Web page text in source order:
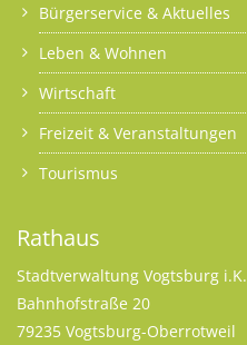
Bürgerservice & Aktuelles
Leben & Wohnen
Wirtschaft
Freizeit & Veranstaltungen
Tourismus
Rathaus
Stadtverwaltung Vogtsburg i.K.
Bahnhofstraße 20
79235 Vogtsburg-Oberrotweil